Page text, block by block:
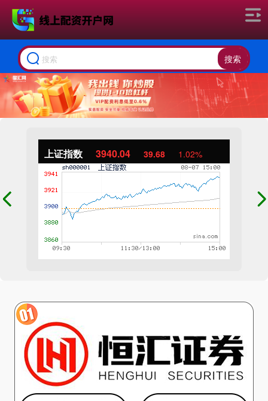
搜索
上证指数 3940.04 39.68 1.02%